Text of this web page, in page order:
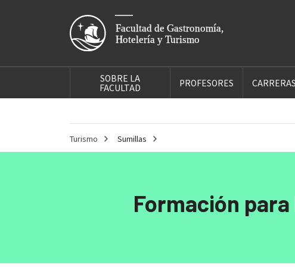
SOBRE LA
FACULTAD
PROFESORES CARRERAS
Turismo Sumillas
Formación